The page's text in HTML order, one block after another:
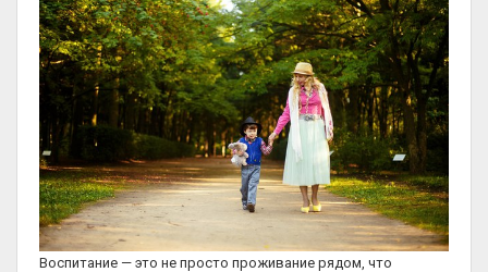
Воспитание — это не просто проживание рядом, что